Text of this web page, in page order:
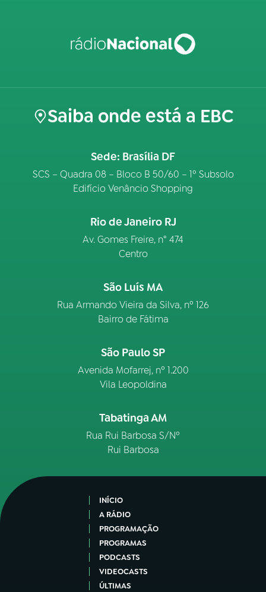
Saiba onde está a EBC
Sede: Brasília DF
SCS – Quadra 08 – Bloco B 50/60 – 1º Subsolo
Edifício Venâncio Shopping
Rio de Janeiro RJ
Av. Gomes Freire, n° 474
Centro
São Luís MA
Rua Armando Vieira da Silva, nº 126
Bairro de Fátima
São Paulo SP
Avenida Mofarrej, nº 1.200
Vila Leopoldina
Tabatinga AM
Rua Rui Barbosa S/Nº
Rui Barbosa
INÍCIO
A RÁDIO
PROGRAMAÇÃO
PROGRAMAS
PODCASTS
VIDEOCASTS
ÚLTIMAS